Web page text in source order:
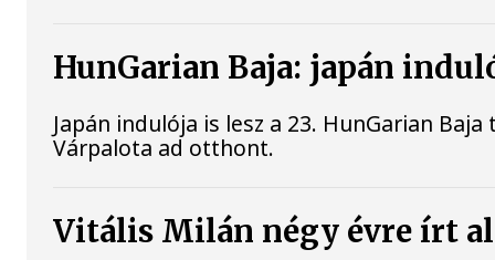
HunGarian Baja: japán
Japán indulója is lesz a 23. HunGarian
Várpalota ad otthont.
Vitális Milán négy évre írt